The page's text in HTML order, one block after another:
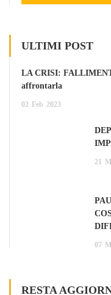
ULTIMI POST
LA CRISI:
affrontarla
02 Feb 2023
21
07
RESTA